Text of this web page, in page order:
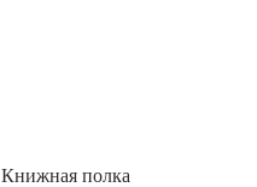
Книжная полка